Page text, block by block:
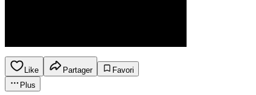
Like Partager
Favori
Plus